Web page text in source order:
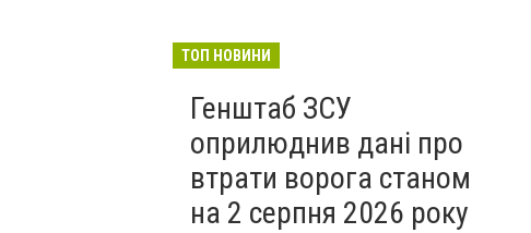
ТОП НОВИНИ
Генштаб ЗСУ
оприлюднив дані про
втрати ворога станом
на 2 серпня 2026 року